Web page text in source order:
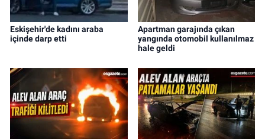
Eskişehir'de kadını araba
içinde darp etti
Apartman garajında çıkan
yangında otomobil kullanılmaz
hale geldi